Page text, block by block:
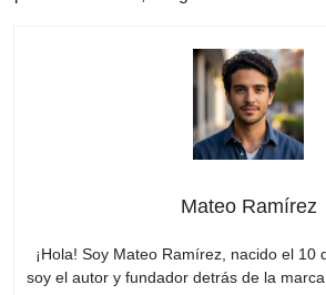
Mateo Ramírez
¡Hola! Soy Mateo Ramírez, nacido el 10
soy el autor y fundador detrás de la